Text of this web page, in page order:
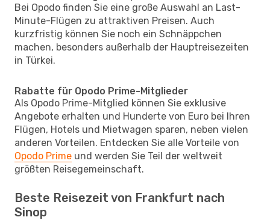
Bei Opodo finden Sie eine große Auswahl an Last-
Minute-Flügen zu attraktiven Preisen. Auch
kurzfristig können Sie noch ein Schnäppchen
machen, besonders außerhalb der Hauptreisezeiten
in Türkei.
Rabatte für Opodo Prime-Mitglieder
Als Opodo Prime-Mitglied können Sie exklusive
Angebote erhalten und Hunderte von Euro bei Ihren
Flügen, Hotels und Mietwagen sparen, neben vielen
anderen Vorteilen. Entdecken Sie alle Vorteile von
Opodo Prime und werden Sie Teil der weltweit
größten Reisegemeinschaft.
Beste Reisezeit von Frankfurt nach
Sinop